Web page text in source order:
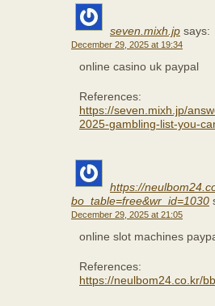
seven.mixh.jp says:
December 29, 2025 at 19:34
online casino uk paypal
References:
https://seven.mixh.jp/
2025-gambling-list-you-
https://
bo_table=free&wr_id=1030
December 29, 2025 at 21:05
online slot machines
References:
https://neulbom24.co.kr/